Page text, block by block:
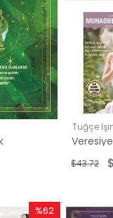
Tuğçe
$43.72
%62